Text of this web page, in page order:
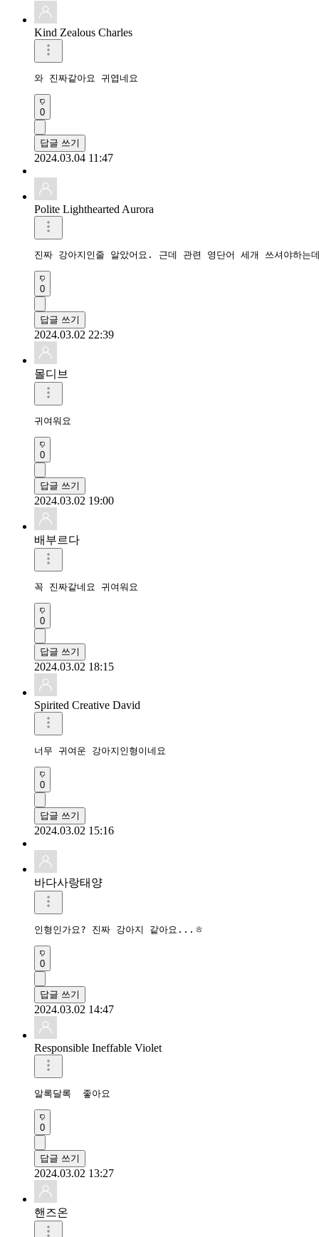
Kind Zealous Charles
와 진짜같아요 귀엽네요
0
답글 쓰기
2024.03.04 11:47
Polite Lighthearted Aurora
진짜 강아지인줄 알았어요. 근데 관련 영단어 세개 쓰셔야하
0
답글 쓰기
2024.03.02 22:39
몰디브
귀여워요
0
답글 쓰기
2024.03.02 19:00
배부르다
꼭 진짜같네요 귀여워요
0
답글 쓰기
2024.03.02 18:15
Spirited Creative David
너무 귀여운 강아지인형이네요
0
답글 쓰기
2024.03.02 15:16
바다사랑태양
인형인가요? 진짜 강아지 같아요...ㅎ
0
답글 쓰기
2024.03.02 14:47
Responsible Ineffable Violet
알록달록  좋아요
0
답글 쓰기
2024.03.02 13:27
핸즈온